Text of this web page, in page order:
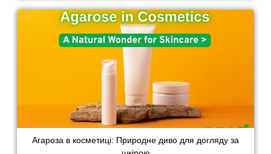
Агароза в косметиці: Природне диво для догляду за